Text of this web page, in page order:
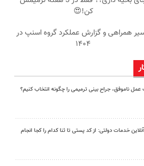
کن!😍
همراهی و گزارش عملکرد گروه اسنپ در
۱۴۰۴
عمل ناموفق، جراح بینی ترمیمی را چگونه انتخاب کنیم؟
خدمات دولتی: از کد پستی تا ثنا کدام را کجا انجام